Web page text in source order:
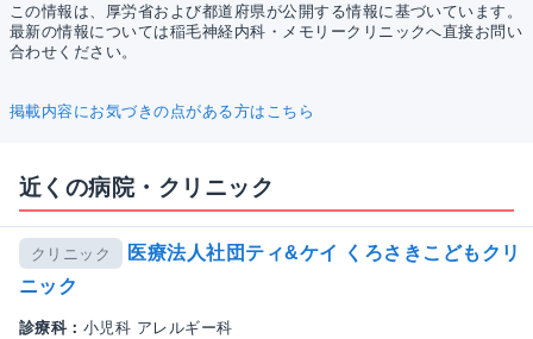
この情報は、厚労省および都道府県が公開する情報に基づいています。
最新の情報については稲毛神経内科・メモリークリニックへ直接お問い
合わせください。
掲載内容にお気づきの点がある方はこちら
近くの病院・クリニック
クリニック
医療法人社団ティ&ケイ くろさきこどもクリ
ニック
診療科： 小児科 アレルギー科